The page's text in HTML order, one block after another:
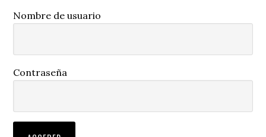
Nombre de usuario
Contraseña